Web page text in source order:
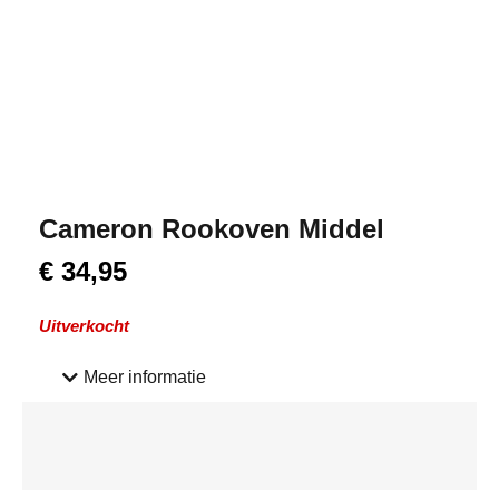
Cameron Rookoven Middel
€ 34,95
Uitverkocht
Meer informatie